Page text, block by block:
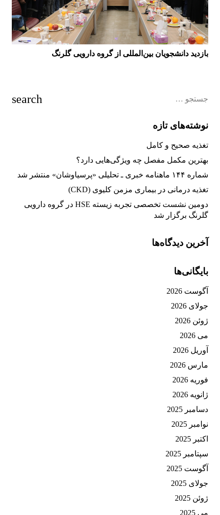
بازدید دانشجویان بین‌المللی از گروه دارویی گلرنگ
نوشته‌های تازه
تغذیه صحیح و کامل
بهترین مکمل مفصل چه ویژگی‌هایی دارد؟
شماره ۱۴۴ ماهنامه خبری ـ تحلیلی «پرسیاوشان» منتشر شد
تغذیه‌ درمانی در بیماری مزمن کلیوی (CKD)
دومین نشست تخصصی تجربه زیسته HSE در گروه دارویی
گلرنگ برگزار شد
آخرین دیدگاه‌ها
بایگانی‌ها
آگوست 2026
جولای 2026
ژوئن 2026
می 2026
آوریل 2026
مارس 2026
فوریه 2026
ژانویه 2026
دسامبر 2025
نوامبر 2025
اکتبر 2025
سپتامبر 2025
آگوست 2025
جولای 2025
ژوئن 2025
می 2025